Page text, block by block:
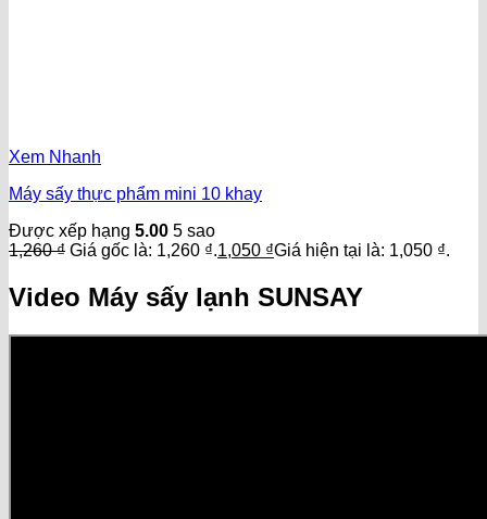
Xem Nhanh
Máy sấy thực phẩm mini 10 khay
Được xếp hạng 5.00 5 sao
1,260₫ Giá gốc là: 1,260 ₫.1,050 ₫Giá hiện tại là: 1,050 ₫.
Video Máy sấy lạnh SUNSAY